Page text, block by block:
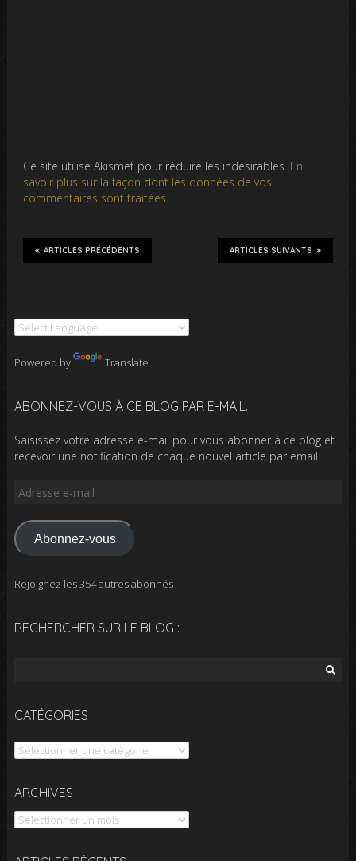
Ce site utilise Akismet pour réduire les indésirables. En
savoir plus sur la façon dont les données de vos
commentaires sont traitées.
ARTICLES SUIVANTS
ARTICLES PRÉCÉDENTS
Powered by Translate
ABONNEZ-VOUS À CE BLOG PAR E-MAIL.
Saisissez votre adresse e-mail pour vous abonner à ce blog et
recevoir une notification de chaque nouvel article par email.
Adresse
mail
Abonnez-vous
Rejoignez les 354 autres abonnés
RECHERCHER SUR LE BLOG :
CATÉGORIES
Catégories
ARCHIVES
Archives